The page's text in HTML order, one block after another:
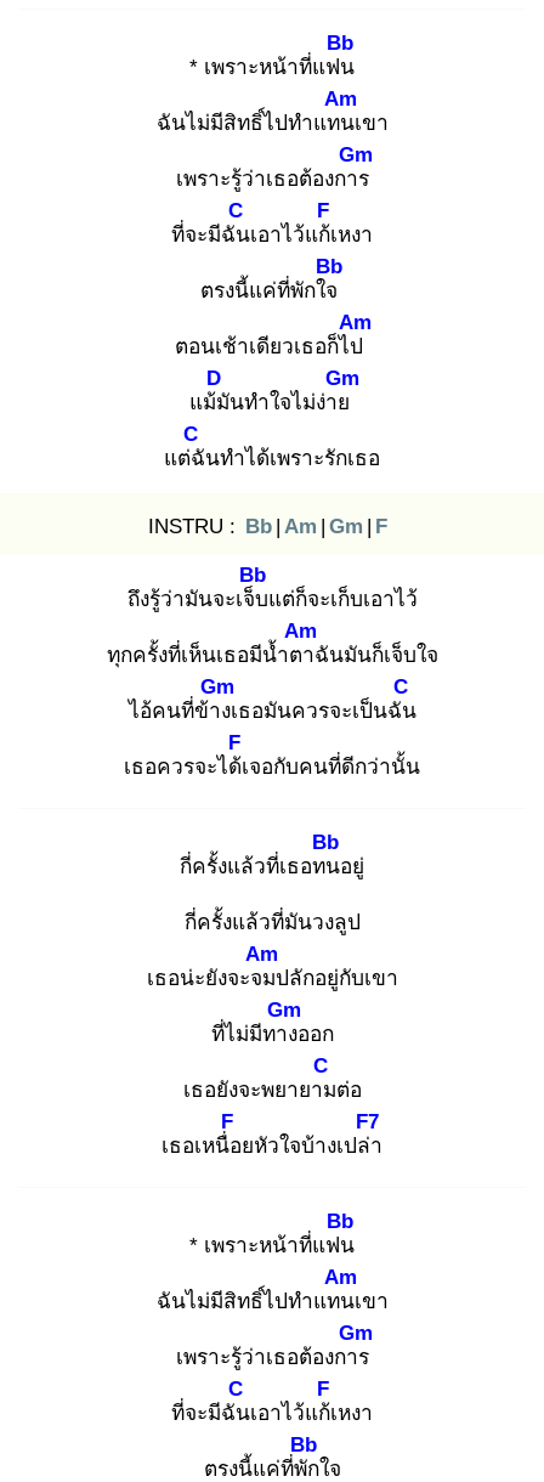
* เพราะหน้าที่แฟน
Bb
ฉันไม่มีสิทธิ์ไปทำแทน
Am
เขา
เพราะรู้ว่าเธอต้องการ
Gm
ที่จะมีฉัน
C
เอาไว้แก้เ
F
หงา
ตรงนี้แค่ที่พักใจ
Bb
ตอนเช้าเดียวเธอก็ไป
Am
แม้มั
D
นทำใจไม่ง่าย
Gm
แต่ฉั
C
นทำได้เพราะรักเธอ
INSTRU : Bb | Am | Gm | F
ถึงรู้ว่ามันจะเจ็บ
Bb
แต่ก็จะเก็บเอาไว้
ทุกครั้งที่เห็นเธอมีน้ำตา
Am
ฉันมันก็เจ็บใจ
ไอ้คนที่ข้าง
Gm
เธอมันควรจะเป็นฉัน
C
เธอควรจะได้เ
F
จอกับคนที่ดีกว่านั้น
กี่ครั้งแล้วที่เธอทน
Bb
อยู่
กี่ครั้งแล้วที่มันวงลูป
เธอน่ะยังจะจม
Am
ปลักอยู่กับเขา
ที่ไม่มีทาง
Gm
ออก
เธอยังจะพยายาม
C
ต่อ
เธอเหนื่อ
F
ยหัวใจบ้างเปล่า
F7
* เพราะหน้าที่แฟน
Bb
ฉันไม่มีสิทธิ์ไปทำแทน
Am
เขา
เพราะรู้ว่าเธอต้องการ
Gm
ที่จะมีฉัน
C
เอาไว้แก้เ
F
หงา
ตรงนี้แค่ที่พัก
Bb
ใจ